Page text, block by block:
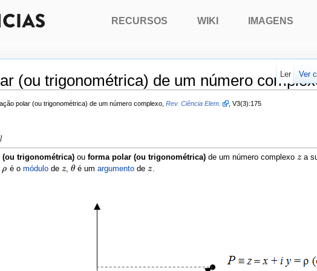
(ou trigonométrica) de um número
polar (ou trigonométrica) de um número complexo, Rev. Ciência Elem.
, V3(3):175
]
(ou trigonométrica) ou forma polar (ou trigonométrica) de um número complexo z
za
ρ
ρ é o módulode z
z, θ
θé umargumento dez
z.
RECURSOS WIKI IMAGENS
Ler Ver